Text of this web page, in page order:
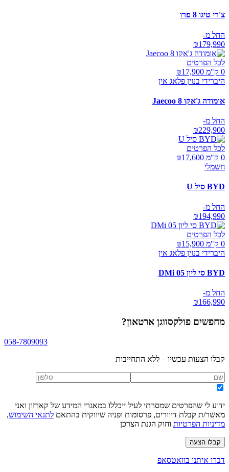
צ'רי טיגו 8 פרו
החל מ-
₪179,990
לכל הפרטים
0 ק"מ ₪
17,900
היברידי בנזין פלאג אין
אומודה ג'אקו Jaecoo 8
החל מ-
₪229,900
לכל הפרטים
0 ק"מ ₪
17,600
חשמלי
BYD סיל U
החל מ-
₪194,990
לכל הפרטים
0 ק"מ ₪
15,900
היברידי בנזין פלאג אין
BYD סי ליון 05 DMi
החל מ-
₪166,990
מחפשים פולקסווגן ארטאון?
058-7809093
קבלו הצעות עכשיו – ללא התחייבות
ידוע לי שהפרטים שמסרתי לעיל ייכללו במאגרי המידע של קארזון ואני
מאשר/ת קבלת דיוורים, פרסומות ופניה שיווקית בהתאם לתנאי השימוש,
מדיניות הפרטיות וחוק הגנת הצרכן
קבלו הצעה
דברו איתנו בוואטסאפ